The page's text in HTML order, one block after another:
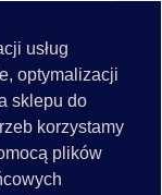
usług
optymalizacji
sklepu do
korzystamy
plików